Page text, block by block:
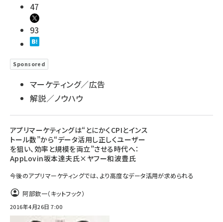
47
93
Sponsored
マーケティング／広告
解説／ノウハウ
アプリマーケティングは“とにかくCPIとインス
トール数”から“データ活用し正しくユーザー
を狙い、効率と規模を両立”させる時代へ：
AppLovin坂本達夫氏×ヤフー和波豊氏
今後のアプリマーケティングでは、より高度なデータ活用が求められる
阿部欽一（キットフック）
2016年4月26日 7:00